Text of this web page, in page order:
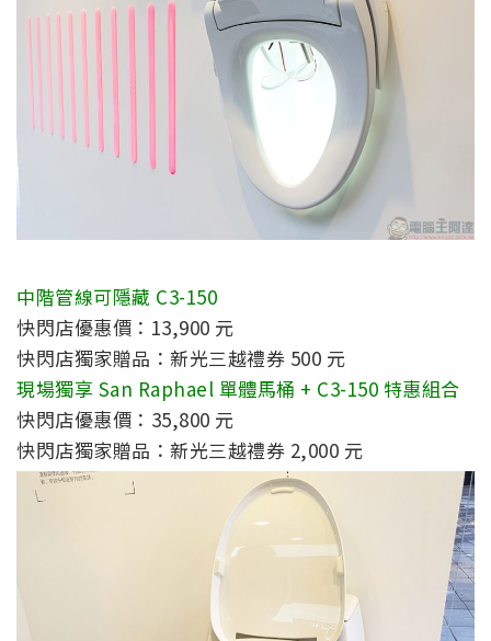
中階管線可隱藏 C3-150
快閃店優惠價：13,900 元
快閃店獨家贈品：新光三越禮券 500 元
現場獨享 San Raphael 單體馬桶 + C3-150 特惠組合
快閃店優惠價：35,800 元
快閃店獨家贈品：新光三越禮券 2,000 元